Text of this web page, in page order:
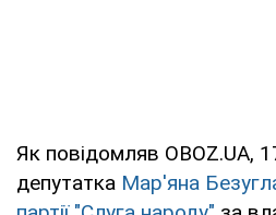
Як повідомляв OBOZ.UA,
депутатка Мар'яна